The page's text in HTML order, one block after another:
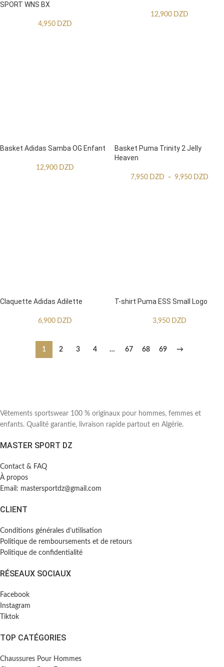
SPORT WNS BX
4,950 DZD
12,900 DZD
Basket Adidas Samba OG Enfant
12,900 DZD
Basket Puma Trinity 2 Jelly
Heaven
7,950 DZD – 9,950 DZD
Claquette Adidas Adilette
6,900 DZD
T-shirt Puma ESS Small Logo
3,950 DZD
1 2 3 4 … 67 68 69 →
Vêtements sportswear 100 % originaux pour hommes, femmes et
enfants. Qualité garantie, livraison rapide partout en Algérie.
MASTER SPORT DZ
Contact & FAQ
À propos
Email: mastersportdz@gmail.com
CLIENT
Conditions générales d’utilisation
Politique de remboursements et de retours
Politique de confidentialité
RÉSEAUX SOCIAUX
Facebook
Instagram
Tiktok
TOP CATÉGORIES
Chaussures Pour Hommes